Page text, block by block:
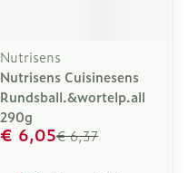
Nutrisens
Nutrisens Cuisinesens
Rundsball.&wortelp.all
290g
€ 6,37
€ 6,05